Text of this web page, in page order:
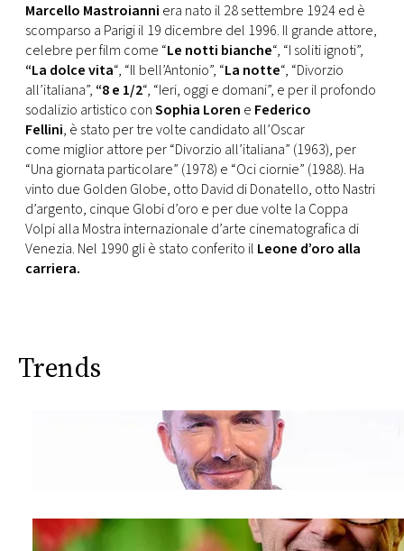
Marcello Mastroianni era nato il 28 settembre 1924 ed è
scomparso a Parigi il 19 dicembre del 1996. Il grande attore,
celebre per film come “Le notti bianche“, “I soliti ignoti”,
“La dolce vita“, “Il bell’Antonio”, “La notte“, “Divorzio
all’italiana”, “8 e 1/2“, “Ieri, oggi e domani”, e per il profondo
sodalizio artistico conSophia Loren e Federico
Fellini, è stato per tre volte candidato all’Oscar
come miglior attore per “Divorzio all’italiana” (1963), per
“Una giornata particolare” (1978) e “Oci ciornie” (1988). Ha
vinto due Golden Globe, otto David di Donatello, otto Nastri
d’argento, cinque Globi d’oro e per due volte la Coppa
Volpi alla Mostra internazionale d’arte cinematografica di
Venezia. Nel 1990 gli è stato conferito il Leone d’oro alla
carriera.
Trends